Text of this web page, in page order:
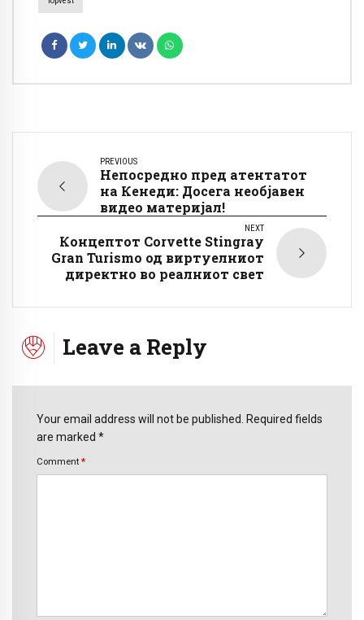
PREVIOUS
Непосредно пред атентатот
на Кенеди: Досега необјавен
видео материјал!
NEXT
Концептот Corvette Stingray
Gran Turismo од виртуелниот
директно во реалниот свет
Leave a Reply
Your email address will not be published. Required fields
are marked *
Comment *